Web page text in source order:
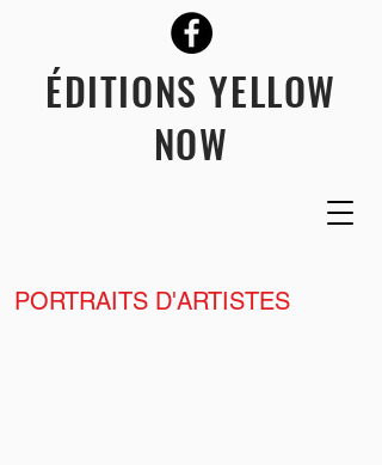
ÉDITIONS YELLOW
NOW
PORTRAITS D'ARTISTES